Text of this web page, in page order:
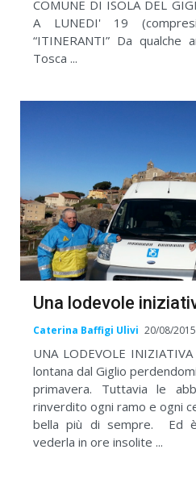
COMUNE DI ISOLA DEL
A LUNEDI' 19
“ITINERANTI” Da
Tosca ...
Una lodevole
Caterina Baffigi Ulivi 20/08/2015
UNA LODEVOLE
lontana dal Giglio
primavera. Tuttavia le
rinverdito ogni ramo e ogni
bella più di sempre. Ed è
vederla in ore insolite ...